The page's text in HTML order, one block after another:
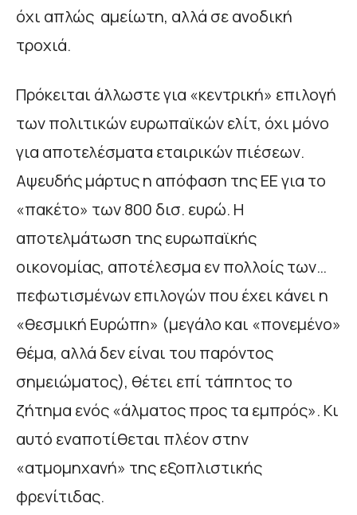
όχι απλώς αμείωτη, αλλά σε ανοδική
τροχιά.
Πρόκειται άλλωστε για «κεντρική» επιλογή
των πολιτικών ευρωπαϊκών ελίτ, όχι μόνο
για αποτελέσματα εταιρικών πιέσεων.
Αψευδής μάρτυς η απόφαση της ΕΕ για το
«πακέτο» των 800 δισ. ευρώ. Η
αποτελμάτωση της ευρωπαϊκής
οικονομίας, αποτέλεσμα εν πολλοίς των…
πεφωτισμένων επιλογών που έχει κάνει η
«θεσμική Ευρώπη» (μεγάλο και «πονεμένο»
θέμα, αλλά δεν είναι του παρόντος
σημειώματος), θέτει επί τάπητος το
ζήτημα ενός «άλματος προς τα εμπρός». Κι
αυτό εναποτίθεται πλέον στην
«ατμομηχανή» της εξοπλιστικής
φρενίτιδας.